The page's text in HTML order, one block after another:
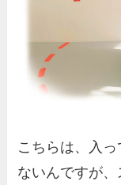
こちらは、入
ないんですが